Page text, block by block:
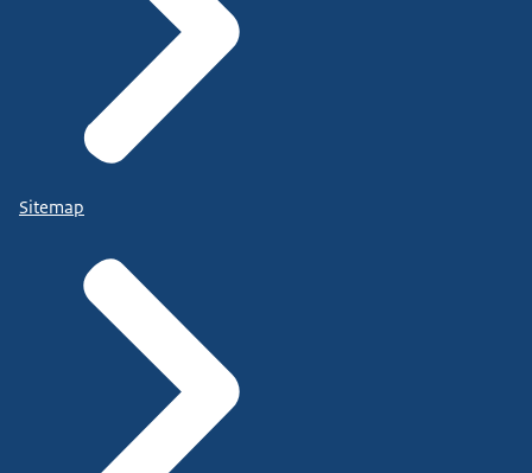
Sitemap